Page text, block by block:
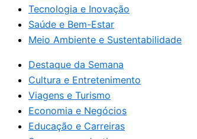
Tecnologia e Inovação
Saúde e Bem-Estar
Meio Ambiente e Sustentabilidade
Destaque da Semana
Cultura e Entretenimento
Viagens e Turismo
Economia e Negócios
Educação e Carreiras